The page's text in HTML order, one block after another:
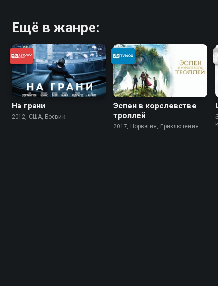
Ещё в жанре:
На грани
2012, США, Боевик
Эспен в королевстве
троллей
2017, Норвегия, Приключения